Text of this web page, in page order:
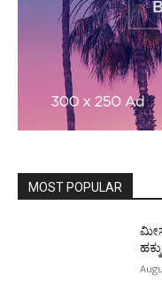
MOST POPULAR